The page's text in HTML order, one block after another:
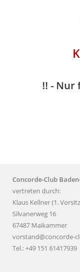
!! - Nur
Concorde-Club
vertreten durch:
Klaus Kellner (1.
Silvanerweg 16
67487 Maikammer
vorstand@concorde-
Tel.: +49 151 61417939